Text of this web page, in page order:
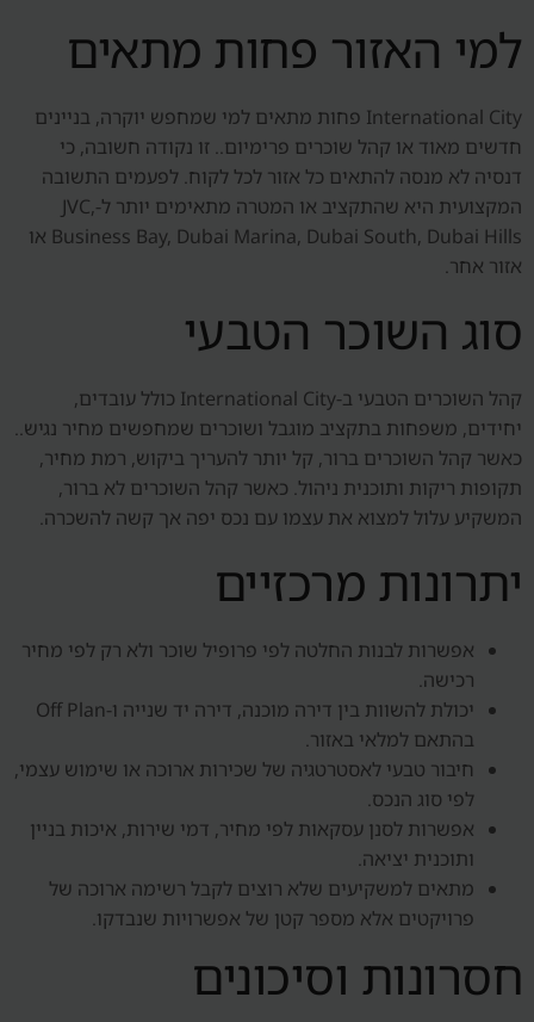
למי האזור פחות מתאים
International City פחות מתאים למי שמחפש יוקרה, בניינים
חדשים מאוד או קהל שוכרים פרימיום.. זו נקודה חשובה, כי
דנסיה לא מנסה להתאים כל אזור לכל לקוח. לפעמים התשובה
המקצועית היא שהתקציב או המטרה מתאימים יותר ל-JVC,
Business Bay, Dubai Marina, Dubai South, Dubai Hills או
אזור אחר.
סוג השוכר הטבעי
קהל השוכרים הטבעי ב-International City כולל עובדים,
יחידים, משפחות בתקציב מוגבל ושוכרים שמחפשים מחיר נגיש..
כאשר קהל השוכרים ברור, קל יותר להעריך ביקוש, רמת מחיר,
תקופות ריקות ותוכנית ניהול. כאשר קהל השוכרים לא ברור,
המשקיע עלול למצוא את עצמו עם נכס יפה אך קשה להשכרה.
יתרונות מרכזיים
אפשרות לבנות החלטה לפי פרופיל שוכר ולא רק לפי מחיר
רכישה.
יכולת להשוות בין דירה מוכנה, דירה יד שנייה ו-Off Plan
בהתאם למלאי באזור.
חיבור טבעי לאסטרטגיה של שכירות ארוכה או שימוש עצמי,
לפי סוג הנכס.
אפשרות לסנן עסקאות לפי מחיר, דמי שירות, איכות בניין
ותוכנית יציאה.
מתאים למשקיעים שלא רוצים לקבל רשימה ארוכה של
פרויקטים אלא מספר קטן של אפשרויות שנבדקו.
חסרונות וסיכונים